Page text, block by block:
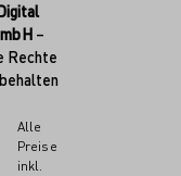
–
Rechte
Alle
Preise
inkl.